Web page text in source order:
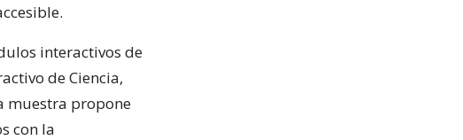
interactivos de
de Ciencia,
muestra propone
con la